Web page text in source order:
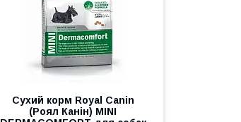
Сухий корм Royal Canin
(Роял Канін) MINI